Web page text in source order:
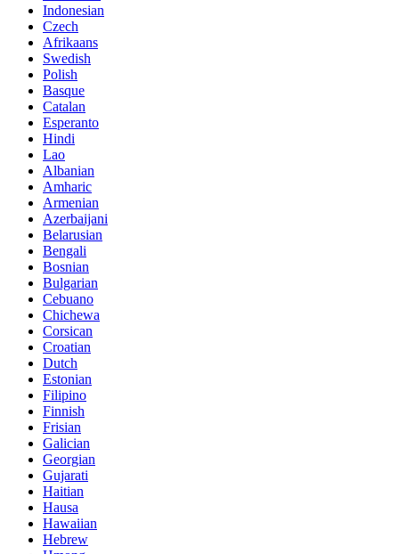
Indonesian
Czech
Afrikaans
Swedish
Polish
Basque
Catalan
Esperanto
Hindi
Lao
Albanian
Amharic
Armenian
Azerbaijani
Belarusian
Bengali
Bosnian
Bulgarian
Cebuano
Chichewa
Corsican
Croatian
Dutch
Estonian
Filipino
Finnish
Frisian
Galician
Georgian
Gujarati
Haitian
Hausa
Hawaiian
Hebrew